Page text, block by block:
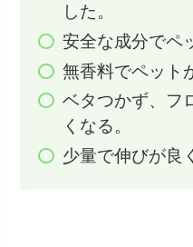
した。
安全な成分でペ
無香料でペット
ベタつかず、フ
くなる。
少量で伸びが良